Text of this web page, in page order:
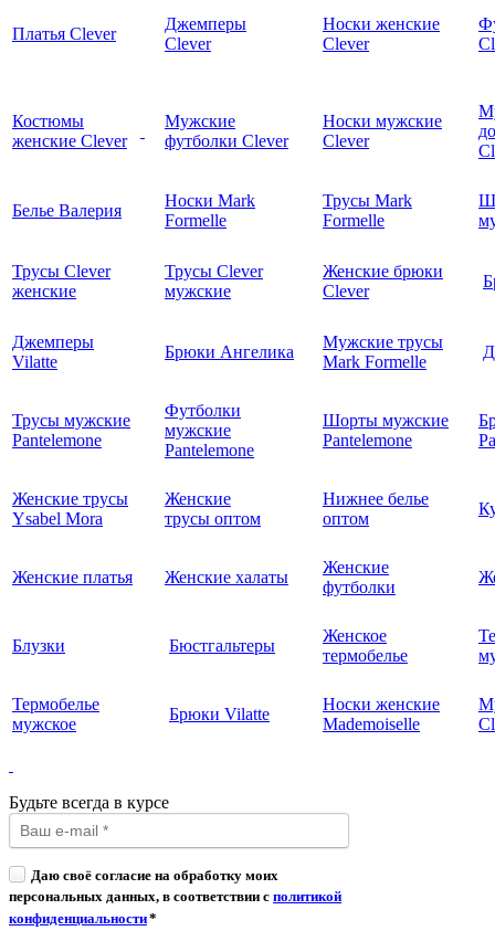
Платья Clever
Джемперы
Clever
Носки женские
Clever
Костюмы
женские Clever
Мужские
футболки Clever
Носки мужские
Clever
Белье Валерия
Носки Mark
Formelle
Трусы Mark
Formelle
Трусы Clever
женские
Трусы Clever
мужские
Женские брюки
Clever
Джемперы
Vilatte
Брюки Ангелика
Мужские трусы
Mark Formelle
Трусы мужские
Pantelemone
Футболки
мужские
Pantelemone
Шорты мужские
Pantelemone
Женские трусы
Ysabel Mora
Женские
трусы оптом
Нижнее белье
оптом
Женские платья Женские халаты
Женские
футболки
Блузки Бюстгальтеры
Женское
термобелье
Термобелье
мужское
Брюки Vilatte
Носки женские
Mademoiselle
Будьте всегда в курсе
Даю своё согласие на обработку моих
персональных данных, в соответствии с политикой
конфиденциальности*